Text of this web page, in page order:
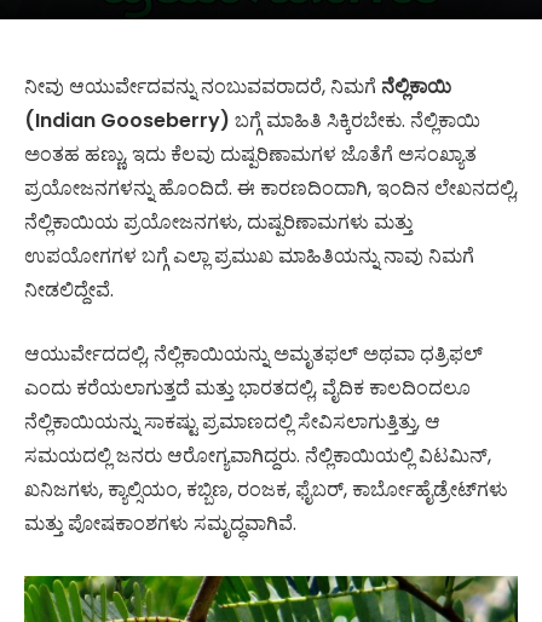
ನೀವು ಆಯುರ್ವೇದವನ್ನು ನಂಬುವವರಾದರೆ, ನಿಮಗೆ ನೆಲ್ಲಿಕಾಯಿ
(Indian Gooseberry) ಬಗ್ಗೆ ಮಾಹಿತಿ ಸಿಕ್ಕಿರಬೇಕು. ನೆಲ್ಲಿಕಾಯಿ
ಅಂತಹ ಹಣ್ಣು, ಇದು ಕೆಲವು ದುಷ್ಪರಿಣಾಮಗಳ ಜೊತೆಗೆ ಅಸಂಖ್ಯಾತ
ಪ್ರಯೋಜನಗಳನ್ನು ಹೊಂದಿದೆ. ಈ ಕಾರಣದಿಂದಾಗಿ, ಇಂದಿನ ಲೇಖನದಲ್ಲಿ,
ನೆಲ್ಲಿಕಾಯಿಯ ಪ್ರಯೋಜನಗಳು, ದುಷ್ಪರಿಣಾಮಗಳು ಮತ್ತು
ಉಪಯೋಗಗಳ ಬಗ್ಗೆ ಎಲ್ಲಾ ಪ್ರಮುಖ ಮಾಹಿತಿಯನ್ನು ನಾವು ನಿಮಗೆ
ನೀಡಲಿದ್ದೇವೆ.
ಆಯುರ್ವೇದದಲ್ಲಿ, ನೆಲ್ಲಿಕಾಯಿಯನ್ನು ಅಮೃತಫಲ್ ಅಥವಾ ಧತ್ರಿಫಲ್
ಎಂದು ಕರೆಯಲಾಗುತ್ತದೆ ಮತ್ತು ಭಾರತದಲ್ಲಿ, ವೈದಿಕ ಕಾಲದಿಂದಲೂ
ನೆಲ್ಲಿಕಾಯಿಯನ್ನು ಸಾಕಷ್ಟು ಪ್ರಮಾಣದಲ್ಲಿ ಸೇವಿಸಲಾಗುತ್ತಿತ್ತು, ಆ
ಸಮಯದಲ್ಲಿ ಜನರು ಆರೋಗ್ಯವಾಗಿದ್ದರು. ನೆಲ್ಲಿಕಾಯಿಯಲ್ಲಿ ವಿಟಮಿನ್,
ಖನಿಜಗಳು, ಕ್ಯಾಲ್ಸಿಯಂ, ಕಬ್ಬಿಣ, ರಂಜಕ, ಫೈಬರ್, ಕಾರ್ಬೋಹೈಡ್ರೇಟ್‌ಗಳು
ಮತ್ತು ಪೋಷಕಾಂಶಗಳು ಸಮೃದ್ಧವಾಗಿವೆ.